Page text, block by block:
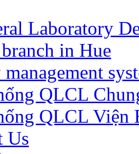
Laboratory
in Hue
QLCL
QLCL Viện
Us